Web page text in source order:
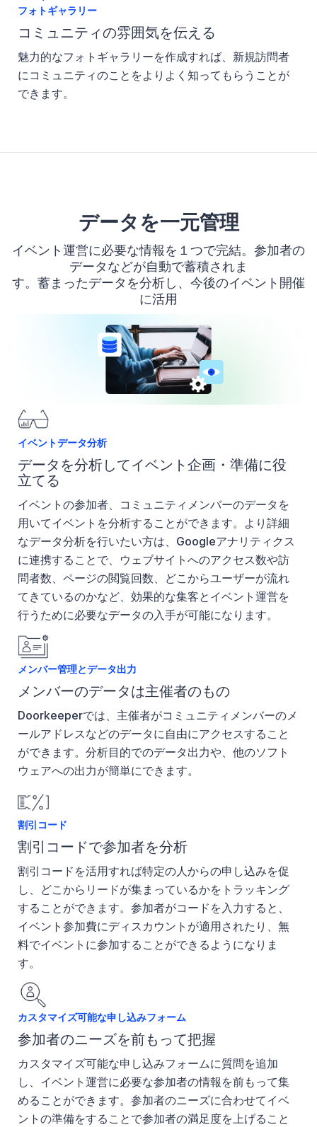
フォトギャラリー
コミュニティの雰囲気を伝える
魅力的なフォトギャラリーを作成すれば、新規訪問者
にコミュニティのことをよりよく知ってもらうことが
できます。
データを一元管理
イベント運営に必要な情報を１つで完結。参加者の
データなどが自動で蓄積されま
す。蓄まったデータを分析し、今後のイベント開催
に活用
イベントデータ分析
データを分析してイベント企画・準備に役
立てる
イベントの参加者、コミュニティメンバーのデータを
用いてイベントを分析することができます。より詳細
なデータ分析を行いたい方は、Googleアナリティクス
に連携することで、ウェブサイトへのアクセス数や訪
問者数、ページの閲覧回数、どこからユーザーが流れ
てきているのかなど、効果的な集客とイベント運営を
行うために必要なデータの入手が可能になります。
メンバー管理とデータ出力
メンバーのデータは主催者のもの
Doorkeeperでは、主催者がコミュニティメンバーのメ
ールアドレスなどのデータに自由にアクセスすること
ができます。分析目的でのデータ出力や、他のソフト
ウェアへの出力が簡単にできます。
割引コード
割引コードで参加者を分析
割引コードを活用すれば特定の人からの申し込みを促
し、どこからリードが集まっているかをトラッキング
することができます。参加者がコードを入力すると、
イベント参加費にディスカウントが適用されたり、無
料でイベントに参加することができるようになりま
す。
カスタマイズ可能な申し込みフォーム
参加者のニーズを前もって把握
カスタマイズ可能な申し込みフォームに質問を追加
し、イベント運営に必要な参加者の情報を前もって集
めることができます。参加者のニーズに合わせてイベ
ントの準備をすることで参加者の満足度を上げること